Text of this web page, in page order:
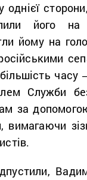
його на
йому на
Служби
за
вимагаючи